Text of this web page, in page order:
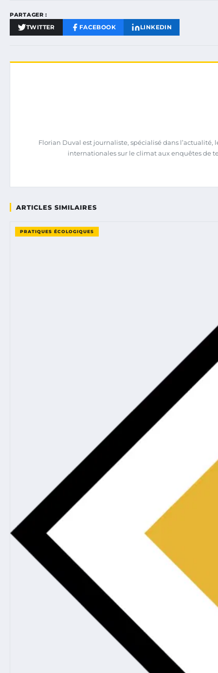
PARTAGER :
TWITTER FACEBOOK LINKEDIN
Florian Duval est journaliste, spécialisé dans
internationales sur le climat aux enquêtes de
ARTICLES SIMILAIRES
PRATIQUES ÉCOLOGIQUES